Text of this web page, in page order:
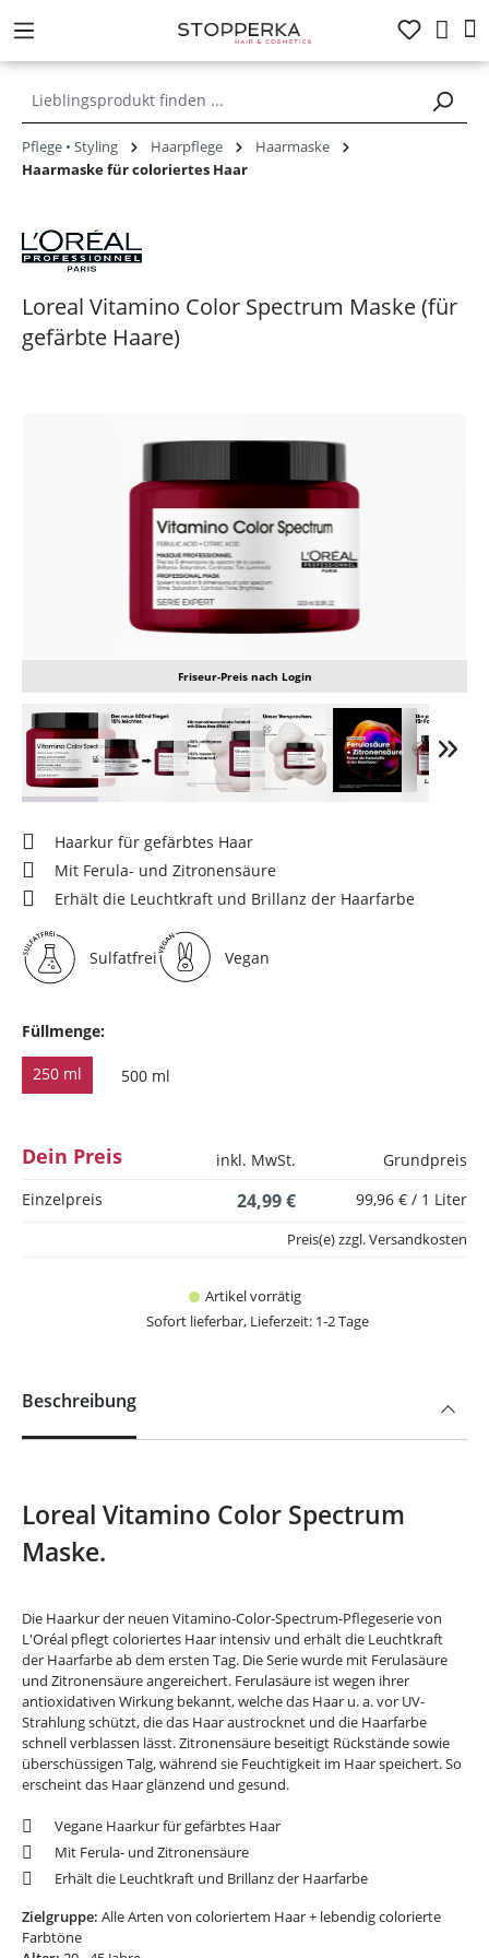
springen
Pflege • Styling Haarpflege
Haarmaske
Haarmaske für coloriertes Haar
Loreal Vitamino Color Spectrum Maske (für
gefärbte Haare)
Friseur-Preis nach Login
Haarkur für gefärbtes Haar
Mit Ferula- und Zitronensäure
Erhält die Leuchtkraft und Brillanz der Haarfarbe
Sulfatfrei Vegan
Füllmenge:
250 ml 500 ml
Dein Preis inkl. MwSt.
Grundpreis
Einzelpreis
24,99 € 99,96 € / 1 Liter
Artikel vorrätig
Sofort lieferbar, Lieferzeit: 1-2 Tage
Preis(e) zzgl. Versandkosten
Beschreibung
Loreal Vitamino Color Spectrum
Maske.
Die Haarkur der neuen Vitamino-Color-Spectrum-Pflegeserie von
L'Oréal pflegt coloriertes Haar intensiv und erhält die Leuchtkraft
der Haarfarbe ab dem ersten Tag. Die Serie wurde mit Ferulasäure
und Zitronensäure angereichert. Ferulasäure ist wegen ihrer
antioxidativen Wirkung bekannt, welche das Haar u. a. vor UV-
Strahlung schützt, die das Haar austrocknet und die Haarfarbe
schnell verblassen lässt. Zitronensäure beseitigt Rückstände sowie
überschüssigen Talg, während sie Feuchtigkeit im Haar speichert. So
erscheint das Haar glänzend und gesund.
Vegane Haarkur für gefärbtes Haar
Mit Ferula- und Zitronensäure
Erhält die Leuchtkraft und Brillanz der Haarfarbe
Zielgruppe: Alle Arten von coloriertem Haar + lebendig colorierte
Farbtöne